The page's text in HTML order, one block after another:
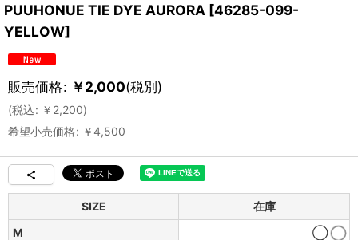
PUUHONUE TIE DYE AURORA [46285-099-
YELLOW]
販売価格: ￥2,000(税別)
(税込: ￥ 2,200)
希望小売価格: ￥4,500
SIZE
在庫
M
◯